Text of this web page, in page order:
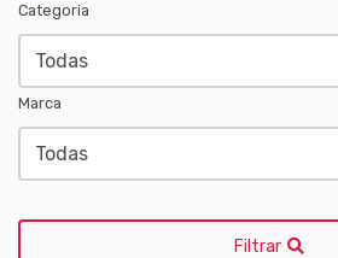
Categoria
Marca
Filtrar